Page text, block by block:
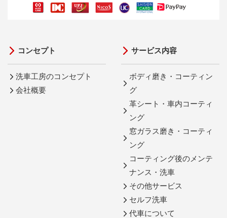
コンセプト
洗車工房のコンセプト
会社概要
サービス内容
ボディ磨き・コーティン
グ
革シート・車内コーティ
ング
窓ガラス磨き・コーティ
ング
コーティング後のメンテ
ナンス・洗車
その他サービス
セルフ洗車
代車について